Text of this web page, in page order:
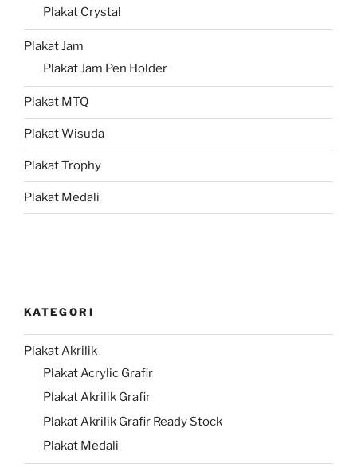
Plakat Crystal
Plakat Jam
Plakat Jam Pen Holder
Plakat MTQ
Plakat Wisuda
Plakat Trophy
Plakat Medali
KATEGORI
Plakat Akrilik
Plakat Acrylic Grafir
Plakat Akrilik Grafir
Plakat Akrilik Grafir Ready Stock
Plakat Medali